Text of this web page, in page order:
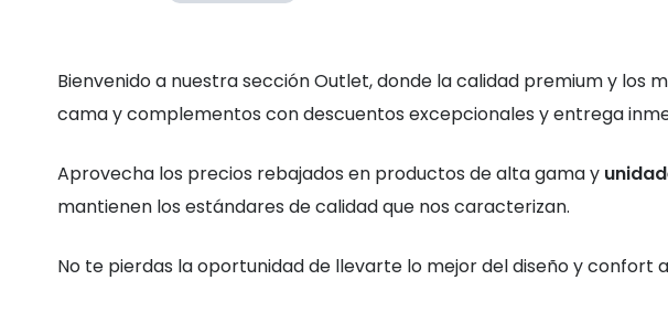
Bienvenido a nuestra sección Outlet, donde la calidad premium y los
cama y complementos con descuentos excepcionales y entrega
Aprovecha los precios rebajados en productos de alta gama y
mantienen los estándares de calidad que nos caracterizan.
No te pierdas la oportunidad de llevarte lo mejor del diseño y confort